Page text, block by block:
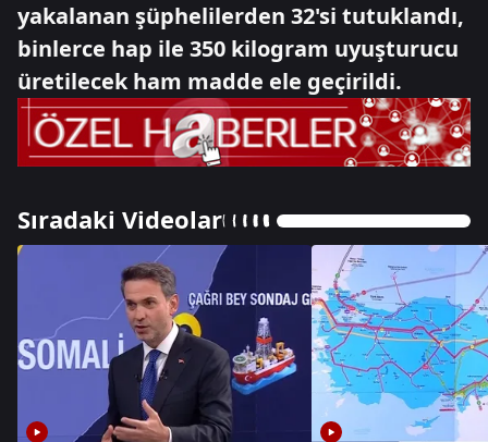
yakalanan şüphelilerden 32'si tutuklandı,
binlerce hap ile 350 kilogram uyuşturucu
üretilecek ham madde ele geçirildi.
Sıradaki Videolar